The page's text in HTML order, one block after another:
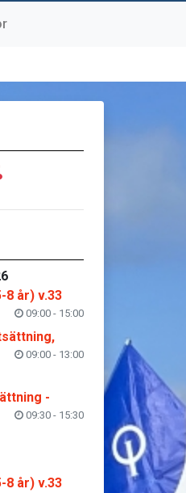
år) v.33
09:00 - 15:00
09:00 - 13:00
-
09:30 - 15:30
år) v.33